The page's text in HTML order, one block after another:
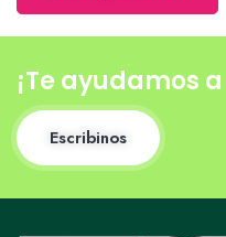
¡Te ayudamos
Escribinos